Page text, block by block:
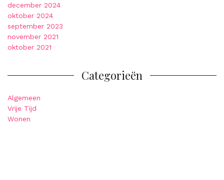
december 2024
oktober 2024
september 2023
november 2021
oktober 2021
Categorieën
Algemeen
Vrije Tijd
Wonen